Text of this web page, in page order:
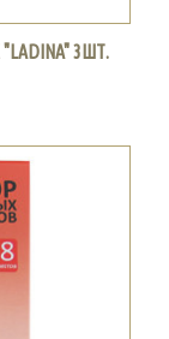
3ШТ.